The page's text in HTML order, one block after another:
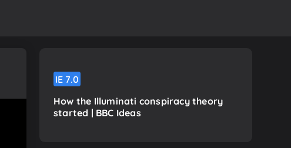
IE 7.0
How the Illuminati conspiracy theory
started | BBC Ideas